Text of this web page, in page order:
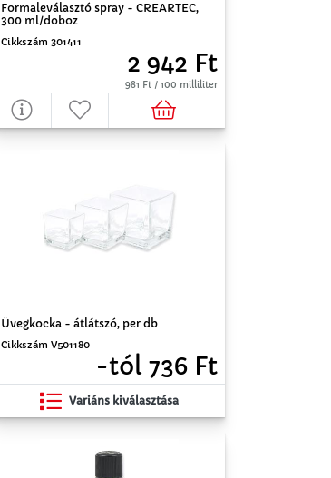
Formaleválasztó spray - CREARTEC,
300 ml/doboz
Cikkszám 301411
2 942 Ft
981 Ft / 100 milliliter
Üvegkocka - átlátszó, per db
Cikkszám V501180
-tól 736 Ft
Variáns kiválasztása